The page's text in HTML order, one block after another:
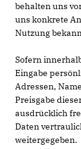
behalten uns
uns konkrete
Nutzung
Sofern
Eingabe
Adressen,
Preisgabe
ausdrücklich
Daten
weitergegeben.